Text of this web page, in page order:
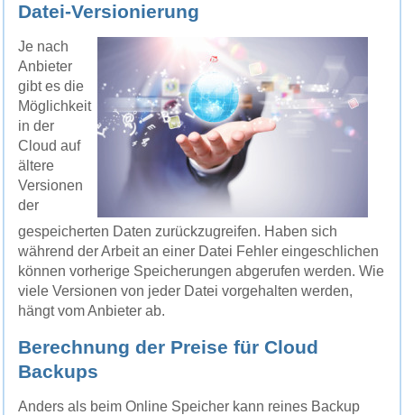
Datei-Versionierung
Je nach
Anbieter
gibt es die
Möglichkeit
in der
Cloud auf
ältere
Versionen
der
gespeicherten Daten zurückzugreifen. Haben sich
während der Arbeit an einer Datei Fehler eingeschlichen
können vorherige Speicherungen abgerufen werden. Wie
viele Versionen von jeder Datei vorgehalten werden,
hängt vom Anbieter ab.
Berechnung der Preise für Cloud
Backups
Anders als beim Online Speicher kann reines Backup